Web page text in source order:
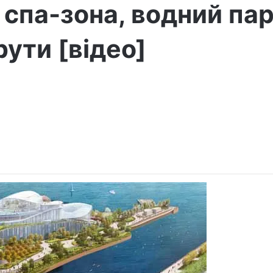
зона, водний
[відео]